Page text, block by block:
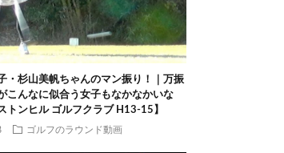
・杉山美帆ちゃんのマン振り！｜万振
こんなに似合う女子もなかなかいな
トンヒル ゴルフクラブ H13-15】
ゴルフのラウンド動画